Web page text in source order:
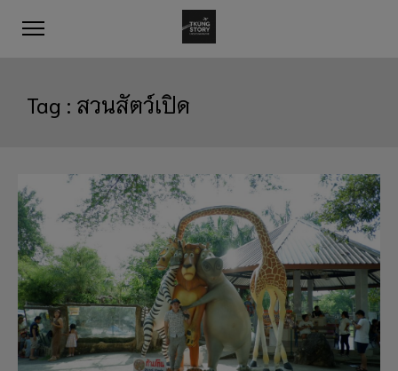
Tag : สวนสัตว์เปิด